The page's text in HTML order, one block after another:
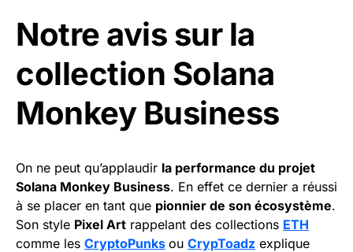
Notre avis sur la
collection Solana
Monkey Business
On ne peut qu’applaudir la performance du projet
Solana Monkey Business. En effet ce dernier a réussi
à se placer en tant que pionnier de son écosystème.
Son style Pixel Art rappelant des collections ETH
comme les CryptoPunks ou CrypToadz explique